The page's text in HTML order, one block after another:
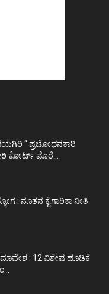
“ ಪ್ರಚೋಧನಕಾರಿ
ಕೋರ್ಟ್‌ ಮೊರೆ...
: ನೂತನ ಕೈಗಾರಿಕಾ ನೀತಿ
: 12 ವಿಶೇಷ ಹೂಡಿಕೆ